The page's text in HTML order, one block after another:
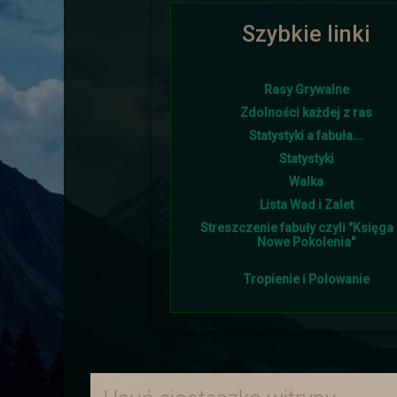
Ponownie i w tym roku lato
Śniegu napadało w
Burmistrz otrzymał od
Szybkie linki
Rasy Grywalne
Zdolności każdej z ras
Statystyki a fabuła...
Statystyki
Walka
Lista Wad i Zalet
Streszczenie fabuły czyli "Księga
Nowe Pokolenia"
Tropienie i Polowanie